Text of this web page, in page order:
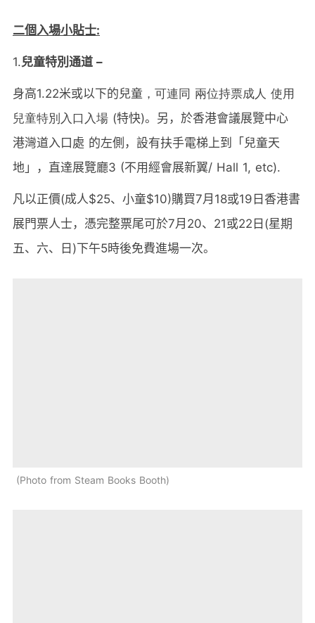
二個入場小貼士:
1.兒童特別通道 –
身高1.22米或以下的兒童 ，可連同 兩位持票成人 使用
兒童特別入口入場 (特快)。另，於香港會議展覽中心
港灣道入口處 的左側，設有扶手電梯上到「兒童天
地」，直達展覽廳3 (不用經會展新翼/ Hall 1, etc).
凡以正價(成人$25、小童$10)購買7月 18或19 日香港書
展門票人士，憑完整票尾可於7月 20、 21或22 日 (星期
五、六、日 )下午5時後免費進場一次。
Photo from Steam Books Booth